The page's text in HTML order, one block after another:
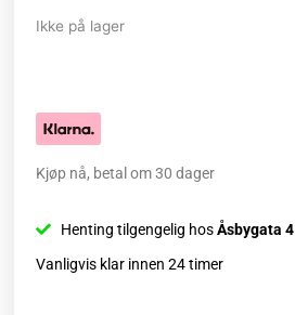
Ikke på lager
Kjøp nå, betal om 30 dager
Henting tilgengelig hosÅsbygata 4
Vanligvis klar innen 24 timer